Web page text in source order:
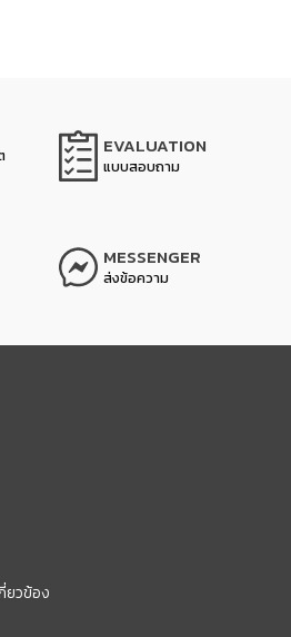
EVALUATION
แบบสอบถาม
MESSENGER
ส่งข้อความ
ยวข้อง